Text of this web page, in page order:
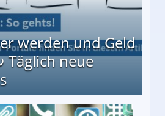
werden und Geld
neue